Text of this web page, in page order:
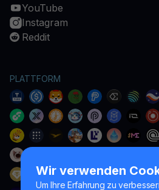
Wir verwenden
Um Ihre Erfahrung zu
YouTube
Instagram
Reddit
PLATTFORM